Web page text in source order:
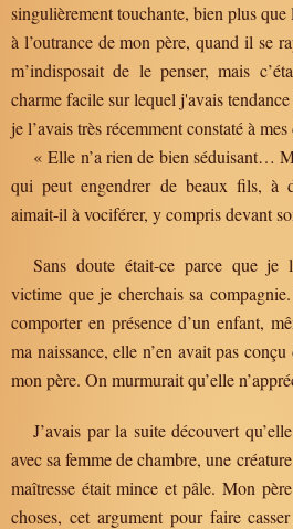
singulièrement touchante, bien plus
à l’outrance de mon père, quand il se
m’indisposait de le penser, mais
charme facile sur lequel j'avais
je l’avais très récemment constaté à mes
« Elle n’a rien de bien séduisant…
qui peut engendrer de beaux fils,
aimait-il à vociférer, y compris devant
Sans doute était-ce parce que je
victime que je cherchais sa
comporter en présence d’un enfant,
ma naissance, elle n’en avait pas
mon père. On murmurait qu’elle
J’avais par la suite découvert
avec sa femme de chambre, une
maîtresse était mince et pâle. Mon
choses, cet argument pour faire